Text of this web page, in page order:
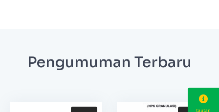
Pengumuman Terbaru
tautan